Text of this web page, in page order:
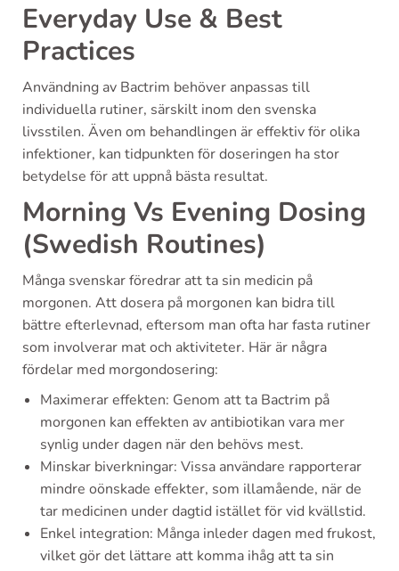
Everyday Use & Best
Practices
Användning av Bactrim behöver anpassas till
individuella rutiner, särskilt inom den svenska
livsstilen. Även om behandlingen är effektiv för olika
infektioner, kan tidpunkten för doseringen ha stor
betydelse för att uppnå bästa resultat.
Morning Vs Evening Dosing
(Swedish Routines)
Många svenskar föredrar att ta sin medicin på
morgonen. Att dosera på morgonen kan bidra till
bättre efterlevnad, eftersom man ofta har fasta rutiner
som involverar mat och aktiviteter. Här är några
fördelar med morgondosering:
Maximerar effekten: Genom att ta Bactrim på
morgonen kan effekten av antibiotikan vara mer
synlig under dagen när den behövs mest.
Minskar biverkningar: Vissa användare rapporterar
mindre oönskade effekter, som illamående, när de
tar medicinen under dagtid istället för vid kvällstid.
Enkel integration: Många inleder dagen med frukost,
vilket gör det lättare att komma ihåg att ta sin